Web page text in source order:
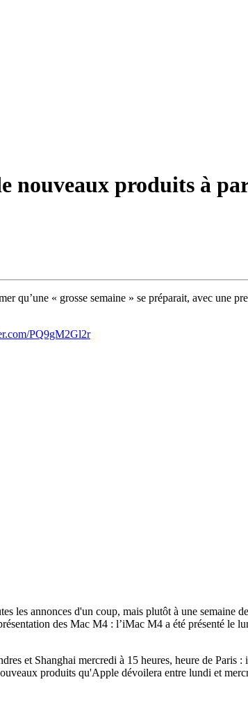
nouveaux produits à
qu’une « grosse semaine » se préparait, avec une
PQ9gM2Gl2r
les annonces d'un coup, mais plutôt à une semaine
des Mac M4 : l’iMac M4 a été présenté
et Shanghai mercredi à 15 heures, heure de Paris
produits qu'Apple dévoilera entre lundi et